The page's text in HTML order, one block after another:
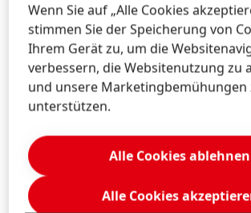
Wenn Sie auf „Alle Cookies
stimmen Sie der Speicherung von
Ihrem Gerät zu, um die
verbessern, die Websitenutzung zu
und unsere Marketingbemühungen
unterstützen.
Alle Cookies ablehnen
Alle Cookies